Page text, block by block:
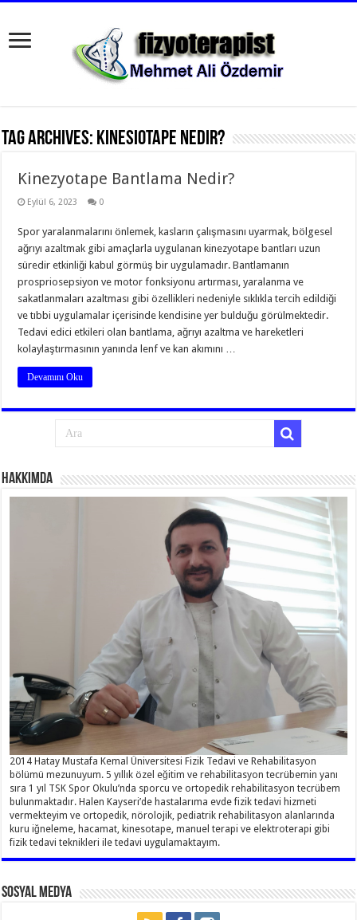
Tag Archives: Kinesiotape nedir?
Kinezyotape Bantlama Nedir?
Eylül 6, 2023 0
Spor yaralanmalarını önlemek, kasların çalışmasını uyarmak, bölgesel
ağrıyı azaltmak gibi amaçlarla uygulanan kinezyotape bantları uzun
süredir etkinliği kabul görmüş bir uygulamadır. Bantlamanın
prospriosepsiyon ve motor fonksiyonu artırması, yaralanma ve
sakatlanmaları azaltması gibi özellikleri nedeniyle sıklıkla tercih edildiği
ve tıbbi uygulamalar içerisinde kendisine yer bulduğu görülmektedir.
Tedavi edici etkileri olan bantlama, ağrıyı azaltma ve hareketleri
kolaylaştırmasının yanında lenf ve kan akımını …
Devamını Oku
Hakkımda
2014 Hatay Mustafa Kemal Üniversitesi Fizik Tedavi ve Rehabilitasyon
bölümü mezunuyum. 5 yıllık özel eğitim ve rehabilitasyon tecrübemin yanı
sıra 1 yıl TSK Spor Okulu’nda sporcu ve ortopedik rehabilitasyon tecrübem
bulunmaktadır. Halen Kayseri’de hastalarıma evde fizik tedavi hizmeti
vermekteyim ve ortopedik, nörolojik, pediatrik rehabilitasyon alanlarında
kuru iğneleme, hacamat, kinesotape, manuel terapi ve elektroterapi gibi
fizik tedavi teknikleri ile tedavi uygulamaktayım.
Sosyal Medya